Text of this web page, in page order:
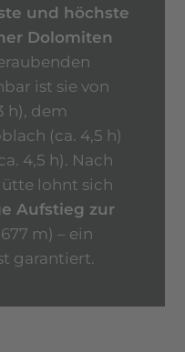
und höchste
Dolomiten
ist sie von
h), dem
(ca. 4,5 h)
4,5 h). Nach
lohnt sich
Aufstieg zur
m) – ein
garantiert.